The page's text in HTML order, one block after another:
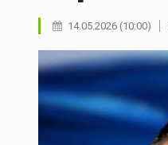
14.05.2026 (10:00)